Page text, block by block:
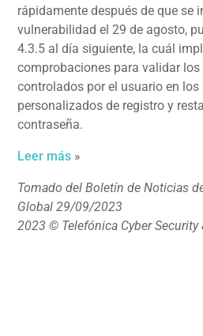
rápidamente después de que se
vulnerabilidad el 29 de agosto,
4.3.5 al día siguiente, la cuál
comprobaciones para validar
controlados por el usuario en los
personalizados de registro y
contraseña.
Leer más »
Tomado del Boletín de Noticias
Global 29/09/2023
2023 © Telefónica Cyber Security